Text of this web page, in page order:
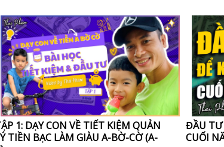
1: DẠY CON VỀ TIẾT KIỆM QUẢN
TIỀN BẠC LÀM GIÀU A-BỜ-CỜ (A-
ĐẦU TƯ
CUỐI